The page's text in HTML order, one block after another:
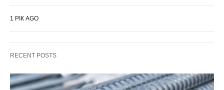
1 РІК AGO
RECENT POSTS